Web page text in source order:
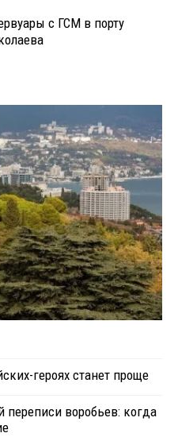
с ГСМ в порту
героях станет проще
переписи воробьев: когда